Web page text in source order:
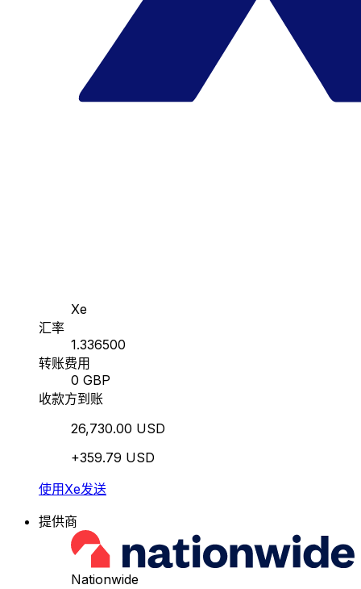
Xe
汇率
1.336500
转账费用
0 GBP
收款方到账
26,730.00 USD
+359.79 USD
使用Xe发送
提供商
Nationwide